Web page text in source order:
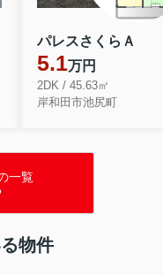
パレスさくらＡ
5.1万円
2DK / 45.63㎡
岸和田市池尻町
一覧
物件